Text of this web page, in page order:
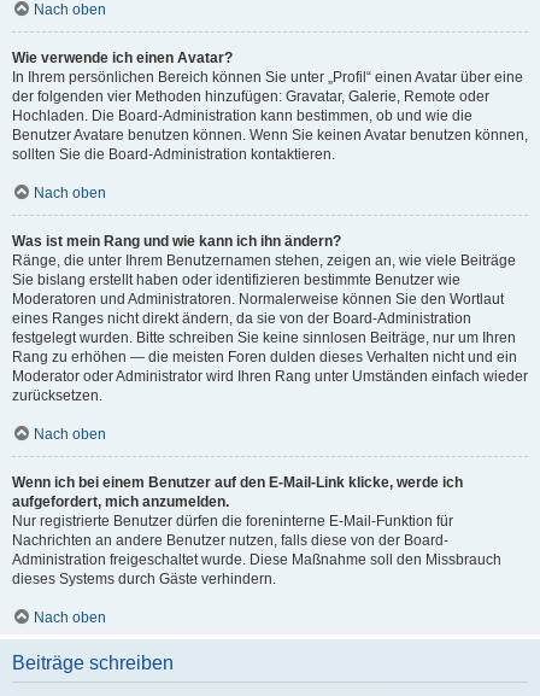
Nach oben
Wie verwende ich einen Avatar?
In Ihrem persönlichen Bereich können Sie unter „Profil“ einen Avatar über eine
der folgenden vier Methoden hinzufügen: Gravatar, Galerie, Remote oder
Hochladen. Die Board-Administration kann bestimmen, ob und wie die
Benutzer Avatare benutzen können. Wenn Sie keinen Avatar benutzen können,
sollten Sie die Board-Administration kontaktieren.
Nach oben
Was ist mein Rang und wie kann ich ihn ändern?
Ränge, die unter Ihrem Benutzernamen stehen, zeigen an, wie viele Beiträge
Sie bislang erstellt haben oder identifizieren bestimmte Benutzer wie
Moderatoren und Administratoren. Normalerweise können Sie den Wortlaut
eines Ranges nicht direkt ändern, da sie von der Board-Administration
festgelegt wurden. Bitte schreiben Sie keine sinnlosen Beiträge, nur um Ihren
Rang zu erhöhen — die meisten Foren dulden dieses Verhalten nicht und ein
Moderator oder Administrator wird Ihren Rang unter Umständen einfach wieder
zurücksetzen.
Nach oben
Wenn ich bei einem Benutzer auf den E-Mail-Link klicke, werde ich
aufgefordert, mich anzumelden.
Nur registrierte Benutzer dürfen die foreninterne E-Mail-Funktion für
Nachrichten an andere Benutzer nutzen, falls diese von der Board-
Administration freigeschaltet wurde. Diese Maßnahme soll den Missbrauch
dieses Systems durch Gäste verhindern.
Nach oben
Beiträge schreiben